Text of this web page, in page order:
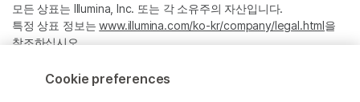
모든 상표는 Illumina, Inc. 또는 각 소유주의 자산입니다.
특정 상표 정보는www.illumina.com/ko-kr/company/legal.html을
참조하십시오.
Cookie preferences